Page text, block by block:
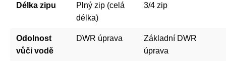
Délka zipu
Plný zip (celá
délka)
3/4 zip
Odolnost
vůči vodě
DWR úprava
Základní DWR
úprava